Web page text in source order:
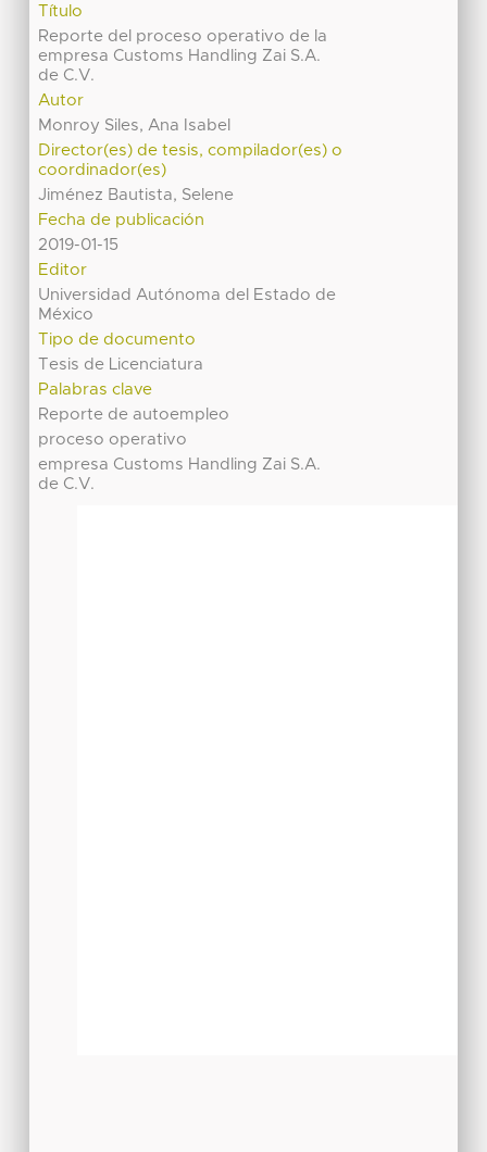
Título
Reporte del proceso operativo de la
empresa Customs Handling Zai S.A.
de C.V.
Autor
Monroy Siles, Ana Isabel
Director(es) de tesis, compilador(es) o
coordinador(es)
Jiménez Bautista, Selene
Fecha de publicación
2019-01-15
Editor
Universidad Autónoma del Estado de
México
Tipo de documento
Tesis de Licenciatura
Palabras clave
Reporte de autoempleo
proceso operativo
empresa Customs Handling Zai S.A.
de C.V.